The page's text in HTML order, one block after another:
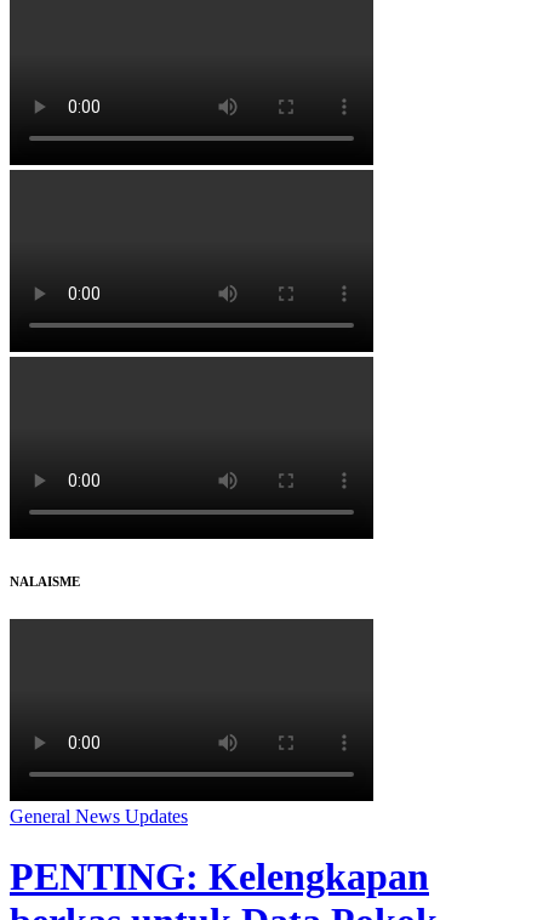
NALAISME
General News Updates
PENTING: Kelengkapan